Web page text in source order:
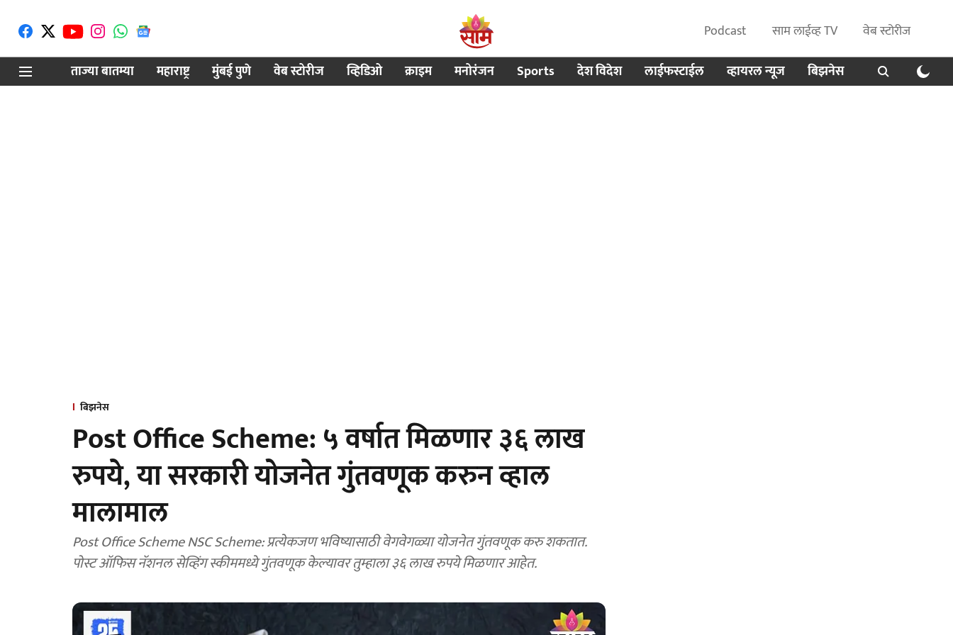
Podcast साम लाईव्ह TV
वेब स्टोरीज
ताज्या बातम्या
महाराष्ट्र मुंबई पुणे वेब स्टोरीज व्हिडिओ क्राइम मनोरंजन Sports देश विदेश लाईफस्टाईल व्हायरल न्यूज बिझनेस
बिझनेस
Post Office Scheme: ५ वर्षात मिळणार ३६ लाख
रुपये, या सरकारी योजनेत गुंतवणूक करुन व्हाल
मालामाल
Post Office Scheme NSC Scheme: प्रत्येकजण भविष्यासाठी वेगवेगळ्या योजनेत गुंतवणूक करु शकतात.
पोस्ट ऑफिस नॅशनल सेव्हिंग स्कीममध्ये गुंतवणूक केल्यावर तुम्हाला ३६ लाख रुपये मिळणार आहेत.